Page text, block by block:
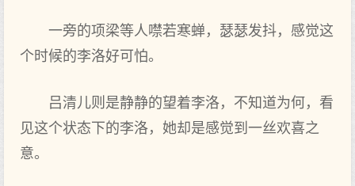
一旁的项梁等人噤若寒蝉，瑟瑟发抖，感觉这
个时候的李洛好可怕。
吕清儿则是静静的望着李洛，不知道为何，看
见这个状态下的李洛，她却是感觉到一丝欢喜之
意。